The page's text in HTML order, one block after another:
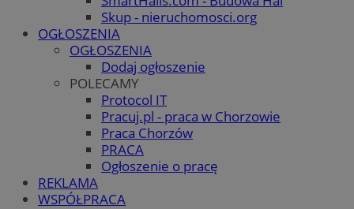
Skup - nieruchomosci.org
OGŁOSZENIA
OGŁOSZENIA
Dodaj ogłoszenie
POLECAMY
Protocol IT
Pracuj.pl - praca w Chorzowie
Praca Chorzów
PRACA
Ogłoszenie o pracę
REKLAMA
WSPÓŁPRACA